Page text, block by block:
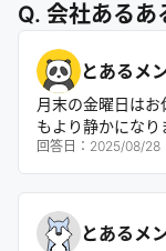
Q. 会社あるあ
とあるメ
月末の金曜日は
もより静かになり
回答日： 2025/08/28
とあるメ